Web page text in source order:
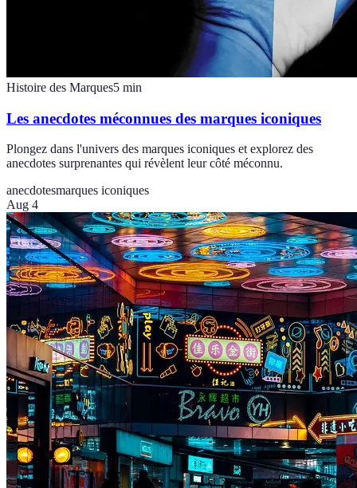
Histoire des Marques5 min
Les anecdotes méconnues des marques iconiques
Plongez dans l'univers des marques iconiques et explorez des
anecdotes surprenantes qui révèlent leur côté méconnu.
anecdotesmarques iconiques
Aug 4